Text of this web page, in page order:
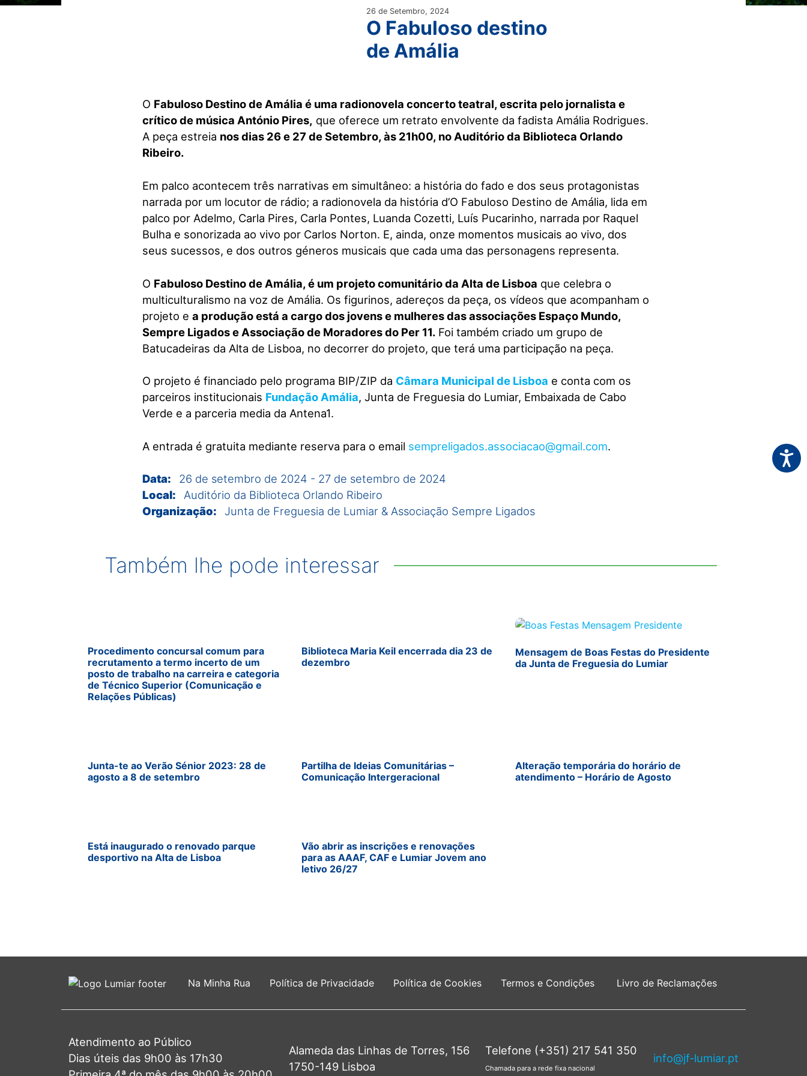
26 de Setembro, 2024
O Fabuloso destino
de Amália
O Fabuloso Destino de Amália é uma radionovela concerto teatral, escrita pelo jornalista e
crítico de música António Pires, que oferece um retrato envolvente da fadista Amália Rodrigues.
A peça estreia nos dias 26 e 27 de Setembro, às 21h00, no Auditório da Biblioteca Orlando
Ribeiro.
Em palco acontecem três narrativas em simultâneo: a história do fado e dos seus protagonistas
narrada por um locutor de rádio; a radionovela da história d’O Fabuloso Destino de Amália, lida em
palco por Adelmo, Carla Pires, Carla Pontes, Luanda Cozetti, Luís Pucarinho, narrada por Raquel
Bulha e sonorizada ao vivo por Carlos Norton. E, ainda, onze momentos musicais ao vivo, dos
seus sucessos, e dos outros géneros musicais que cada uma das personagens representa.
O Fabuloso Destino de Amália, é um projeto comunitário da Alta de Lisboa que celebra o
multiculturalismo na voz de Amália. Os figurinos, adereços da peça, os vídeos que acompanham o
projeto e a produção está a cargo dos jovens e mulheres das associações Espaço Mundo,
Sempre Ligados e Associação de Moradores do Per 11. Foi também criado um grupo de
Batucadeiras da Alta de Lisboa, no decorrer do projeto, que terá uma participação na peça.
O projeto é financiado pelo programa BIP/ZIP da Câmara Municipal de Lisboa e conta com os
parceiros institucionais Fundação Amália, Junta de Freguesia do Lumiar, Embaixada de Cabo
Verde e a parceria media da Antena1.
A entrada é gratuita mediante reserva para o email sempreligados.associacao@gmail.com.
Data: 26 de setembro de 2024 - 27 de setembro de 2024
Local:
Auditório da Biblioteca Orlando Ribeiro
Organização:
Junta de Freguesia de Lumiar & Associação Sempre Ligados
Também lhe pode interessar
Procedimento concursal comum para
recrutamento a termo incerto de um
posto de trabalho na carreira e categoria
de Técnico Superior (Comunicação e
Relações Públicas)
Biblioteca Maria Keil encerrada dia 23 de
dezembro
Mensagem de Boas Festas do Presidente
da Junta de Freguesia do Lumiar
Junta-te ao Verão Sénior 2023: 28 de
agosto a 8 de setembro
Partilha de Ideias Comunitárias –
Comunicação Intergeracional
Alteração temporária do horário de
atendimento – Horário de Agosto
Está inaugurado o renovado parque
desportivo na Alta de Lisboa
Vão abrir as inscrições e renovações
para as AAAF, CAF e Lumiar Jovem ano
letivo 26/27
Na Minha Rua Política de Privacidade Política de Cookies Termos e Condições Livro de Reclamações
Atendimento ao Público
Dias úteis das 9h00 às 17h30
Alameda das Linhas de Torres, 156
1750-149 Lisboa
Telefone (+351) 217 541 350
Chamada para a rede fixa nacional
info@jf-lumiar.pt